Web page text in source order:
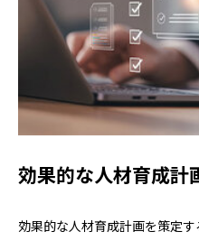
効果的な人材育成計
効果的な人材育成計画を策定